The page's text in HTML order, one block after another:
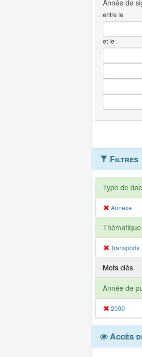
entre le
et le
Filtres
Type de
Annexe
Thématique
Transports
Mots clés
Année de
2000
Accès